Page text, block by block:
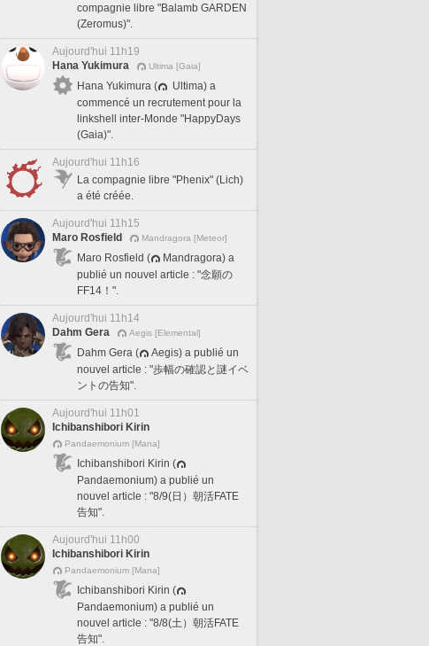
compagnie libre "Balamb GARDEN
(Zeromus)".
Aujourd'hui 11h19
Hana Yukimura
Ultima [Gaia]
Hana Yukimura (
Ultima) a
commencé un recrutement pour la
linkshell inter-Monde "HappyDays
(Gaia)".
Aujourd'hui 11h16
La compagnie libre "Phenix" (Lich)
a été créée.
Aujourd'hui 11h15
Maro Rosfield
Mandragora [Meteor]
Maro Rosfield (
Mandragora) a
publié un nouvel article : "念願の
FF14！".
Aujourd'hui 11h14
Dahm Gera
Aegis [Elemental]
Dahm Gera (
Aegis) a publié un
nouvel article : "歩幅の確認と謎イベ
ントの告知".
Aujourd'hui 11h01
Ichibanshibori Kirin
Pandaemonium [Mana]
Ichibanshibori Kirin (
Pandaemonium) a publié un
nouvel article : "8/9(日）朝活FATE
告知".
Aujourd'hui 11h00
Ichibanshibori Kirin
Pandaemonium [Mana]
Ichibanshibori Kirin (
Pandaemonium) a publié un
nouvel article : "8/8(土）朝活FATE
告知".